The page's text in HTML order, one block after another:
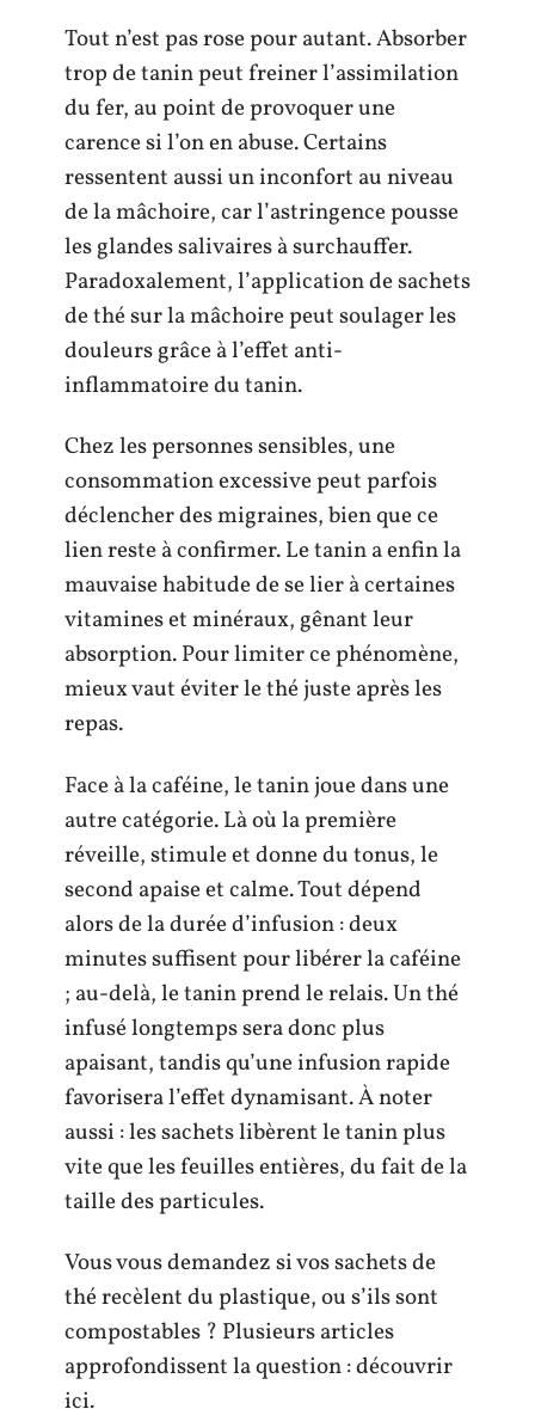
Tout n’est pas rose pour autant. Absorber
trop de tanin peut freiner l’assimilation
du fer, au point de provoquer une
carence si l’on en abuse. Certains
ressentent aussi un inconfort au niveau
de la mâchoire, car l’astringence pousse
les glandes salivaires à surchauffer.
Paradoxalement, l’application de sachets
de thé sur la mâchoire peut soulager les
douleurs grâce à l’effet anti-
inflammatoire du tanin.
Chez les personnes sensibles, une
consommation excessive peut parfois
déclencher des migraines, bien que ce
lien reste à confirmer. Le tanin a enfin la
mauvaise habitude de se lier à certaines
vitamines et minéraux, gênant leur
absorption. Pour limiter ce phénomène,
mieux vaut éviter le thé juste après les
repas.
Face à la caféine, le tanin joue dans une
autre catégorie. Là où la première
réveille, stimule et donne du tonus, le
second apaise et calme. Tout dépend
alors de la durée d’infusion : deux
minutes suffisent pour libérer la caféine
; au-delà, le tanin prend le relais. Un thé
infusé longtemps sera donc plus
apaisant, tandis qu’une infusion rapide
favorisera l’effet dynamisant. À noter
aussi : les sachets libèrent le tanin plus
vite que les feuilles entières, du fait de la
taille des particules.
Vous vous demandez si vos sachets de
thé recèlent du plastique, ou s’ils sont
compostables ? Plusieurs articles
approfondissent la question : découvrir
ici.